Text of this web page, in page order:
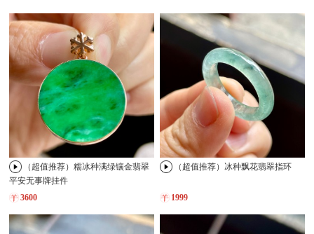
（超值推荐）糯冰种满绿镶金翡翠
平安无事牌挂件
3600
（超值推荐）冰种飘花翡翠指环
1999